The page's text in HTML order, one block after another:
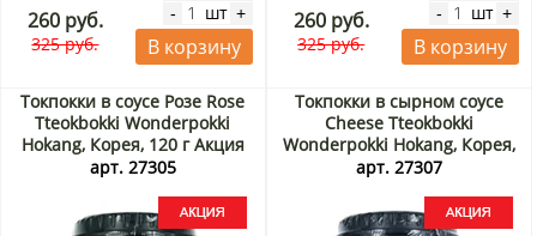
260 руб.
325 руб.
- шт +
В корзину
260 руб.
325 руб.
- шт +
В корзину
Токпокки в соусе Розе Rose
Tteokbokki Wonderpokki
Hokang, Корея, 120 г Акция
арт. 27305
Токпокки в сырном соусе
Cheese Tteokbokki
Wonderpokki Hokang, Корея,
120 г Акция
арт. 27307